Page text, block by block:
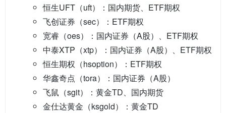
恒生UFT（uft）：国内期货、ETF期权
飞创证券（sec）：ETF期权
宽睿（oes）：国内证券（A股）、ETF期权
中泰XTP（xtp）：国内证券（A股）、ETF期权
恒生期权（hsoption）：ETF期权
华鑫奇点（tora）：国内证券（A股）
飞鼠（sgit）：黄金TD、国内期货
金仕达黄金（ksgold）：黄金TD